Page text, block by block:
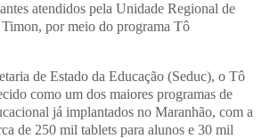
atendidos pela Unidade Regional de
, por meio do programa Tô
de Estado da Educação (Seduc), o Tô
como um dos maiores programas de
já implantados no Maranhão, com a
de 250 mil tablets para alunos e 30 mil